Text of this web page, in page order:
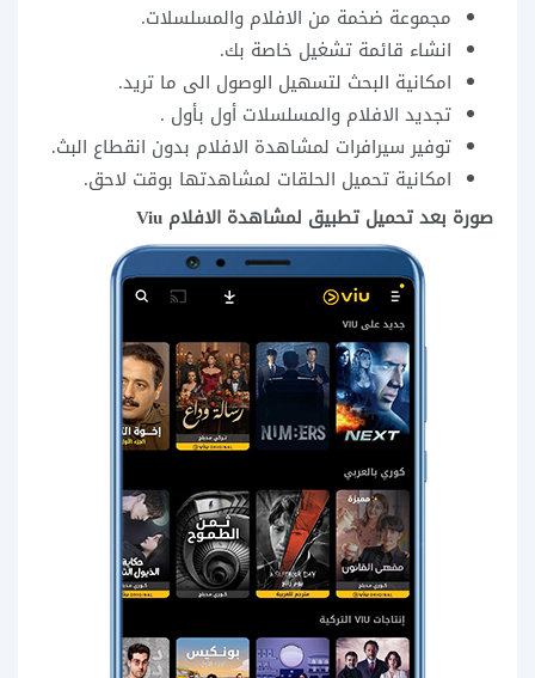
مجموعة ضخمة من الافلام والمسلسلات.
انشاء قائمة تشغيل خاصة بك.
امكانية البحث لتسهيل الوصول الى ما تريد.
تجديد الافلام والمسلسلات أول بأول .
توفير سيرافرات لمشاهدة الافلام بدون انقطاع البث.
امكانية تحميل الحلقات لمشاهدتها بوقت لاحق.
صورة بعد تحميل تطبيق لمشاهدة الافلام Viu